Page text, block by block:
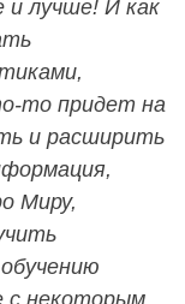
и лучше! И как
то придет на
и расширить
Миру,
с некоторым